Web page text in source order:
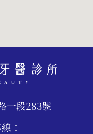
一段283號
：